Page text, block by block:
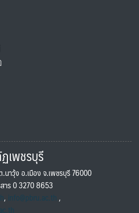
เพชรบุรี
าวุ้ง อ.เมือง จ.เพชรบุรี 76000
าร 0 3270 8653
, info@pbru.ac.th,